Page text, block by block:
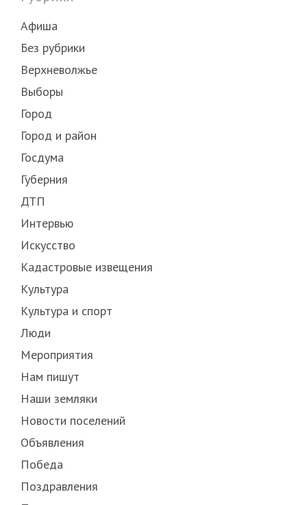
Афиша
Без рубрики
Верхневолжье
Выборы
Город
Город и район
Госдума
Губерния
ДТП
Интервью
Искусство
Кадастровые извещения
Культура
Культура и спорт
Люди
Мероприятия
Нам пишут
Наши земляки
Новости поселений
Объявления
Победа
Поздравления